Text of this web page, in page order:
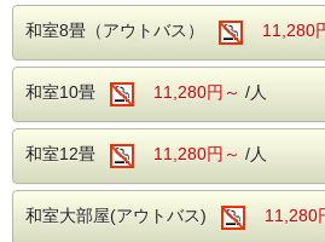
[アクセス]
お車の場合・・・東北自動
約15分
電車の場合・・・JR東北本
[開館時間]
平日／09：00～16：30（
土日祝日／09：00～17：
・水、木曜日ほか
・悪天候、施設メンテナン
和室8畳（アウトバス） 11,280
和室10畳 11,280円～ /人
和室12畳 11,280円～ /人
和室大部屋(アウトバス) 11,280